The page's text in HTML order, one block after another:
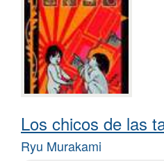
Los chicos de las
Ryu Murakami